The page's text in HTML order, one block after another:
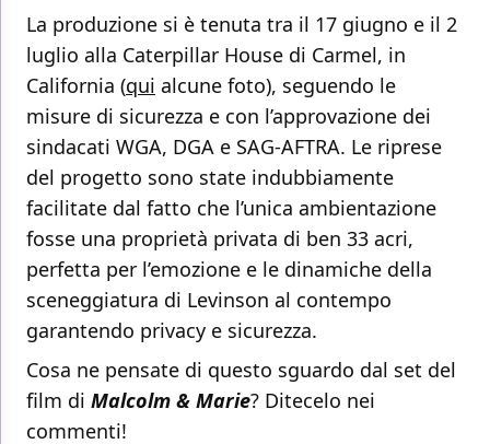
La produzione si è tenuta tra il 17 giugno e il 2
luglio alla Caterpillar House di Carmel, in
California (qui alcune foto), seguendo le
misure di sicurezza e con l’approvazione dei
sindacati WGA, DGA e SAG-AFTRA. Le riprese
del progetto sono state indubbiamente
facilitate dal fatto che l’unica ambientazione
fosse una proprietà privata di ben 33 acri,
perfetta per l’emozione e le dinamiche della
sceneggiatura di Levinson al contempo
garantendo privacy e sicurezza.
Cosa ne pensate di questo sguardo dal set del
film di Malcolm & Marie? Ditecelo nei
commenti!